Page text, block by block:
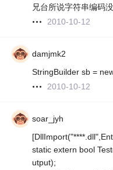
兄台所说字符串编码
2010-10-12
damjmk2
StringBuilder sb =
2010-10-12
soar_jyh
static extern bool
utput);